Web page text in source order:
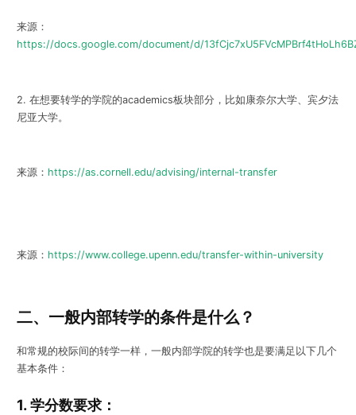
来源：
https://docs.google.com/document/d/
2. 在想要转学的学院的academics板块部分，比如康奈尔大学、宾夕法
尼亚大学。
来源： https://as.cornell.edu/advising/internal-transfer
来源： https://www.college.upenn.edu/transfer-within-university
二、一般内部转学的条件是什么？
和常规的校际间的转学一样，一般内部学院的转学也是要满足以下几个
基本条件：
1.学分数要求：